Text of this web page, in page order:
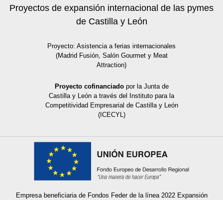
Proyectos de expansión internacional de las pymes
de Castilla y León
Proyecto: Asistencia a ferias internacionales
(Madrid Fusión, Salón Gourmet y Meat
Attraction)
Proyecto cofinanciadopor la Junta de
Castilla y León a través del Instituto para la
Competitividad Empresarial de Castilla y León
(ICECYL)
Empresa beneficiaria de Fondos Feder de la línea 2022 Expansión